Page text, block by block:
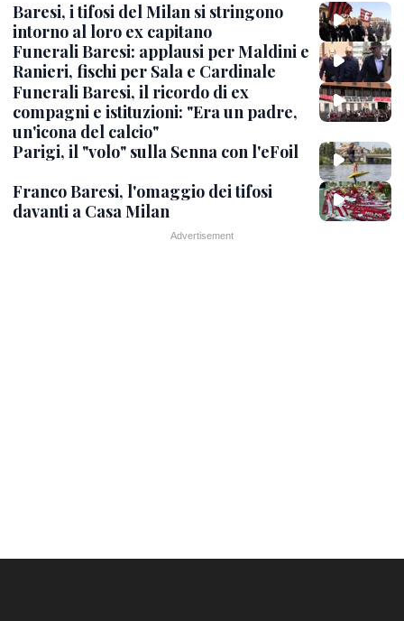
Baresi, i tifosi del Milan si stringono
intorno al loro ex capitano
Funerali Baresi: applausi per Maldini e
Ranieri, fischi per Sala e Cardinale
Funerali Baresi, il ricordo di ex
compagni e istituzioni: "Era un padre,
un'icona del calcio"
Parigi, il "volo" sulla Senna con l'eFoil
Franco Baresi, l'omaggio dei tifosi
davanti a Casa Milan